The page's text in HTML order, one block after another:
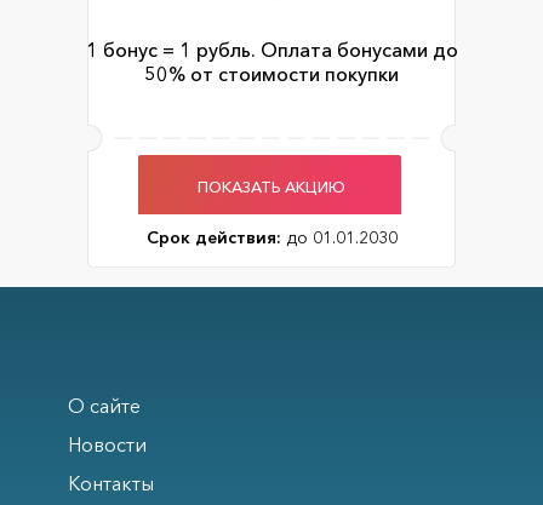
1 бонус = 1 рубль. Оплата бонусами до
50% от стоимости покупки
ПОКАЗАТЬ АКЦИЮ
Срок действия: до 01.01.2030
О сайте
Новости
Контакты